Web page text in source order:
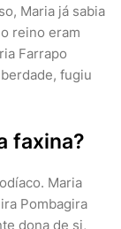
Maria já sabia
reino eram
Farrapo
fugiu
faxina?
Maria
Pombagira
dona de si,